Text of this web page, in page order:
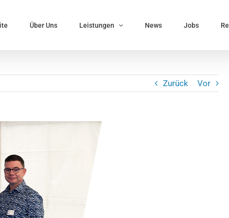
Über Uns Leistungen News Jobs
Zurück Vor